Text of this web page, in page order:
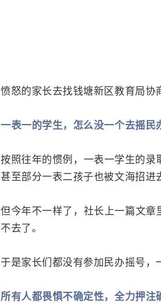
愤怒的家长去找钱塘新区教育局协
一表一的学生，怎么没一个去摇民
按照往年的惯例，一表一学生的
甚至部分一表二孩子也被文海招进
但今年不一样了，社长上一篇文章
不去了。
于是家长们都没有参加民办摇号，
所有人都畏惧不确定性，全力押注